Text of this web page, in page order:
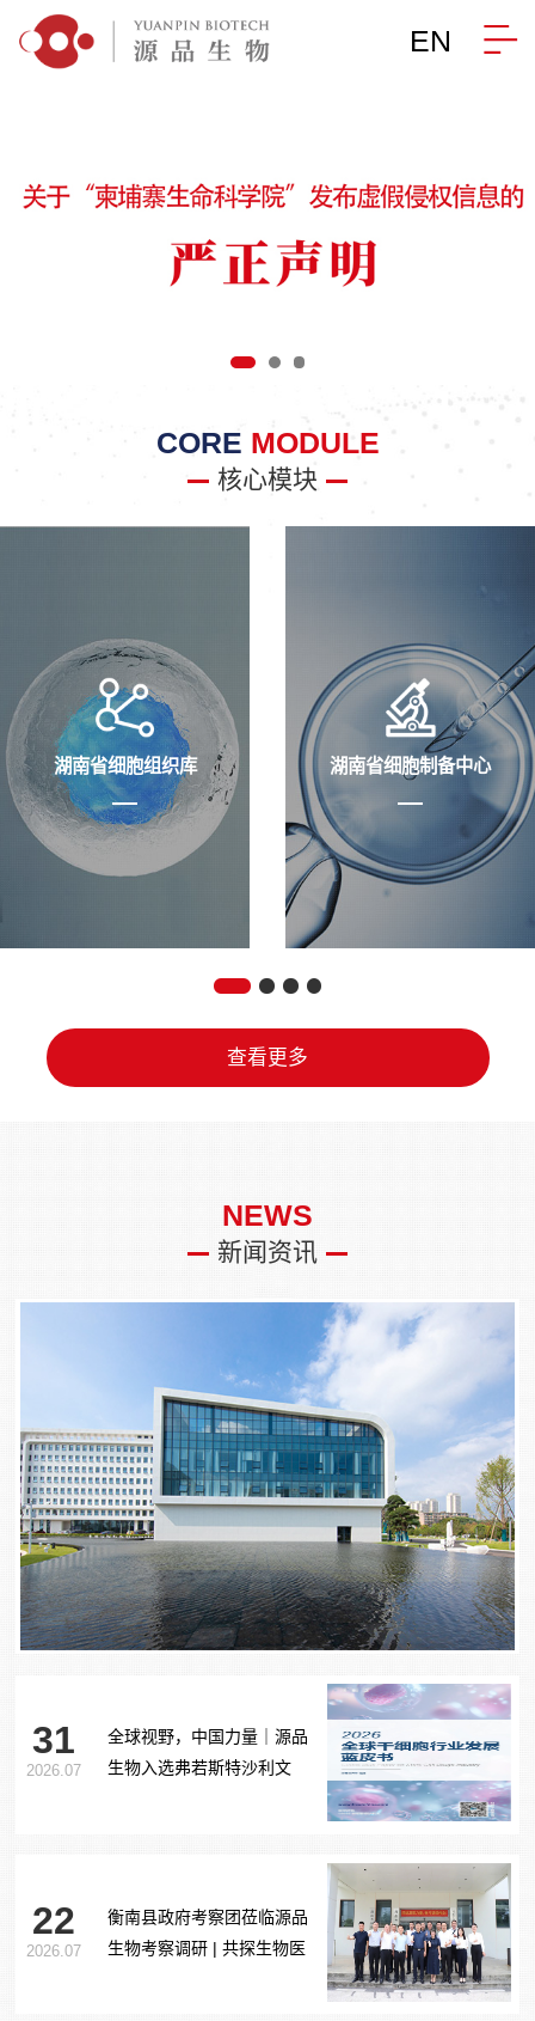
EN
CORE MODULE
核心模块
湖南省细胞组织库 湖南省细胞制备中心
查看更多
NEWS
新闻资讯
31
2026.07
全球视野，中国力量｜源品
生物入选弗若斯特沙利文
22
2026.07
衡南县政府考察团莅临源品
生物考察调研 | 共探生物医